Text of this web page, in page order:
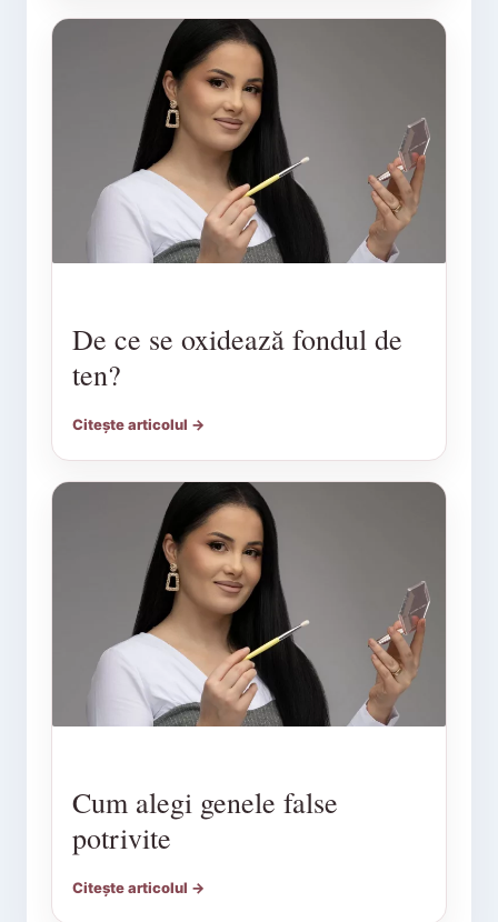
De ce se oxidează fondul de
ten?
Citește articolul →
Cum alegi genele false
potrivite
Citește articolul →